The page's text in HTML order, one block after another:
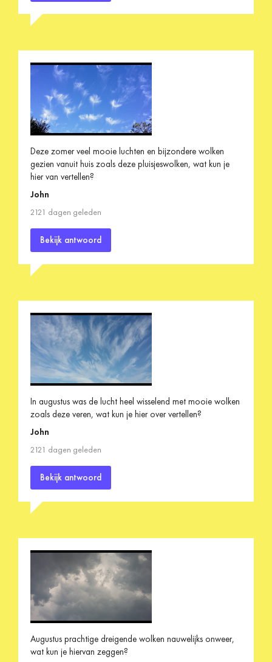
Deze zomer veel mooie luchten en bijzondere wolken
gezien vanuit huis zoals deze pluisjeswolken, wat kun je
hier van vertellen?
John
2121 dagen geleden
Bekijk antwoord
In augustus was de lucht heel wisselend met mooie wolken
zoals deze veren, wat kun je hier over vertellen?
John
2121 dagen geleden
Bekijk antwoord
Augustus prachtige dreigende wolken nauwelijks onweer,
wat kun je hiervan zeggen?